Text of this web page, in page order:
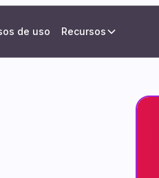
de uso Recursos